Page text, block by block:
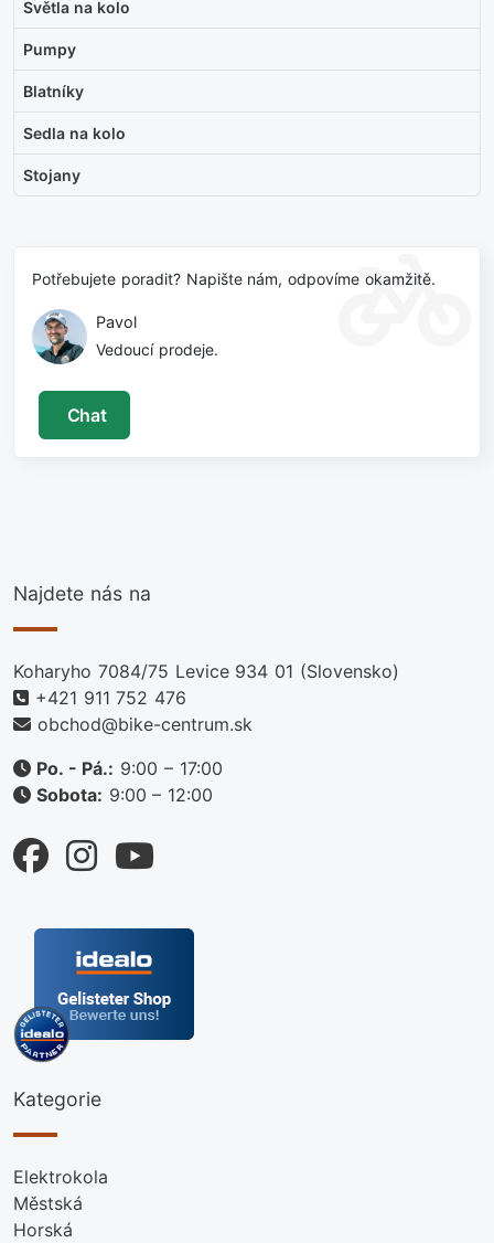
Světla na kolo
Pumpy
Blatníky
Sedla na kolo
Stojany
Potřebujete poradit? Napište nám, odpovíme okamžitě.
Pavol
Vedoucí prodeje.
Chat
Najdete nás na
Koharyho 7084/75 Levice 934 01 (Slovensko)
+421 911 752 476
obchod@bike-centrum.sk
Po. - Pá.: 9:00 – 17:00
Sobota: 9:00 – 12:00
Kategorie
Elektrokola
Městská
Horská